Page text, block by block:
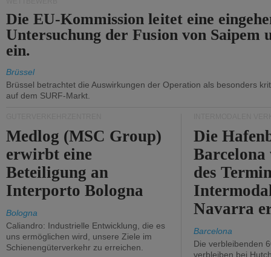
Die EU-Kommission leitet eine
Untersuchung der Fusion von Saipem
ein.
Brüssel
Brüssel betrachtet die Auswirkungen der Operation als besonders
auf dem SURF-Markt.
Medlog (MSC Group)
erwirbt eine
Beteiligung an
Interporto Bologna
Bologna
Caliandro: Industrielle Entwicklung, die es
uns ermöglichen wird, unsere Ziele im
Schienengüterverkehr zu erreichen.
Die
des
Navarra
Barcelona
Die verbleibenden
verbleiben bei